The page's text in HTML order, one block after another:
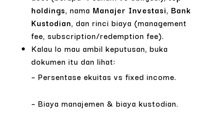
holdings, nama Manajer Investasi, Bank
Kustodian, dan rinci biaya (management
fee, subscription/redemption fee).
Kalau lo mau ambil keputusan, buka
dokumen itu dan lihat:
– Persentase ekuitas vs fixed income.
– Biaya manajemen & biaya kustodian.